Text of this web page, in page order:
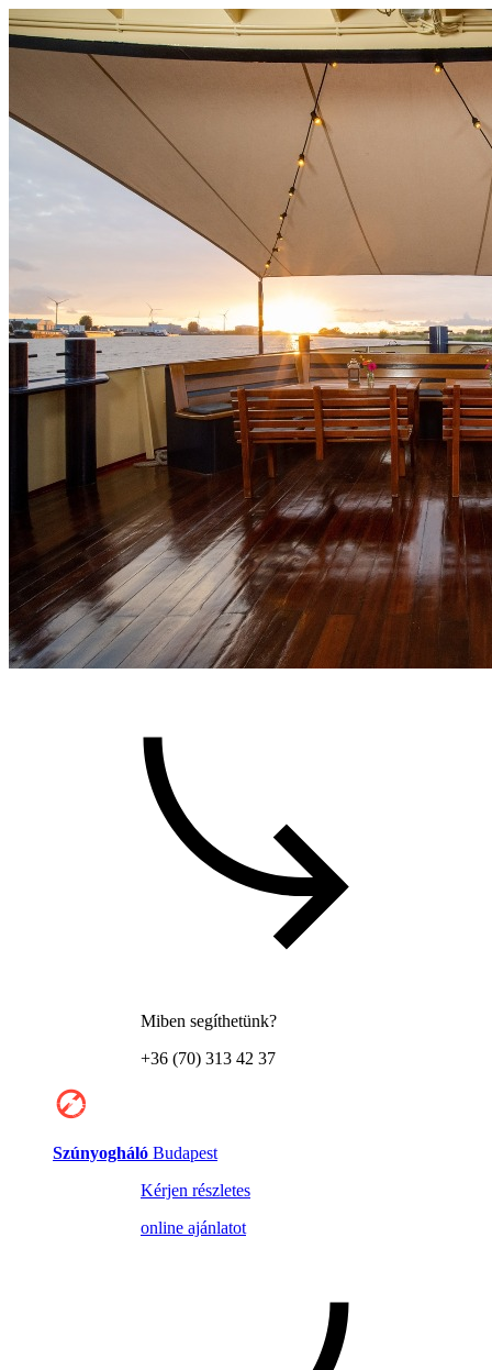
Miben segíthetünk?
+36 (70) 313 42 37
Szúnyogháló Budapest
Kérjen részletes
online ajánlatot